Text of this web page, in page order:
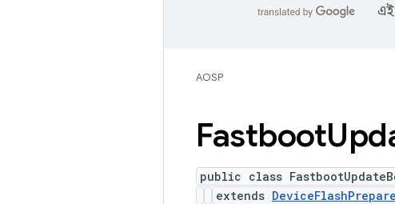
এই
AOSP
Fastboot
public class
extends